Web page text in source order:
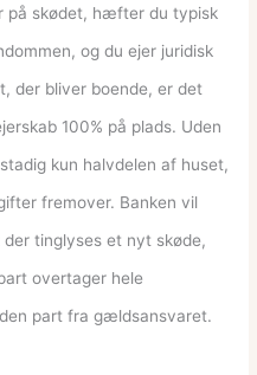
på skødet, hæfter du typisk
og du ejer juridisk
der bliver boende, er det
100% på plads. Uden
kun halvdelen af huset,
fremover. Banken vil
tinglyses et nyt skøde,
overtager hele
part fra gældsansvaret.